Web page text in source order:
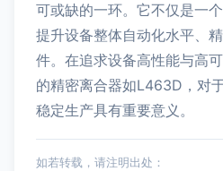
可或缺的一环。它不仅是一
提升设备整体自动化水平、
件。在追求设备高性能与高
的精密离合器如L463D，对
稳定生产具有重要意义。
如若转载，请注明出处：